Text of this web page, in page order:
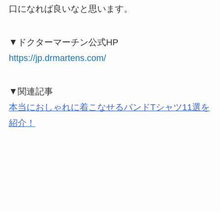
口になれば良いなと思います。
▼ドクターマーチン公式HP
https://jp.drmartens.com/
▼関連記事
本当におしゃれに着こなせるバンドTシャツ11選を
紹介！